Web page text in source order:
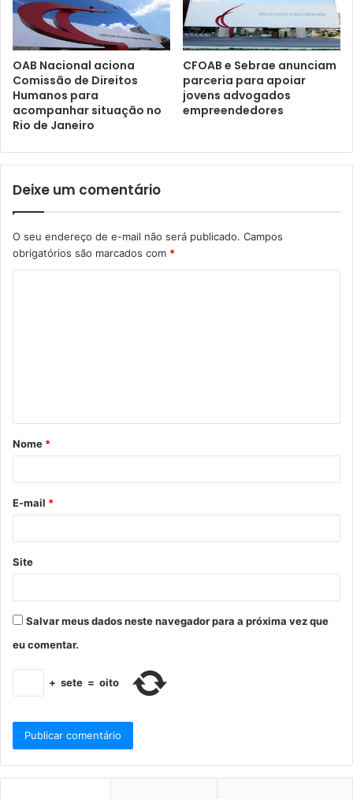
OAB Nacional aciona
Comissão de Direitos
Humanos para
acompanhar situação no
Rio de Janeiro
CFOAB e Sebrae anunciam
parceria para apoiar
jovens advogados
empreendedores
Deixe um comentário
O seu endereço de e-mail não será publicado. Campos
obrigatórios são marcados com *
Nome *
E-mail *
Site
Salvar meus dados neste navegador para a próxima vez que
eu comentar.
+ sete = oito